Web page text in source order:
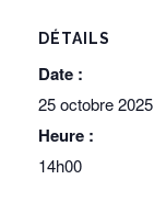
DÉTAILS
Date :
25 octobre 2025
Heure :
14h00